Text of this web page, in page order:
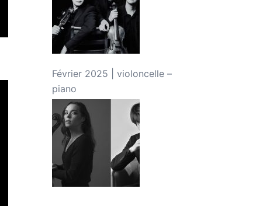
Février 2025 | violoncelle –
piano